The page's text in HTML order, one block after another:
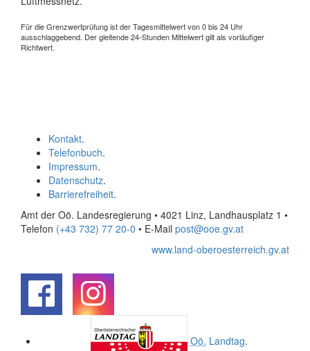
Für die Grenzwertprüfung ist der Tagesmittelwert von 0 bis 24 Uhr
ausschlaggebend. Der gleitende 24-Stunden Mittelwert gilt als vorläufiger
Richtwert.
Kontakt.
Telefonbuch.
Impressum.
Datenschutz.
Barrierefreiheit.
Amt der Oö. Landesregierung • 4021 Linz, Landhausplatz 1 •
Telefon (+43 732) 77 20-0 • E-Mail post@ooe.gv.at
www.land-oberoesterreich.gv.at
Oö. Landtag.